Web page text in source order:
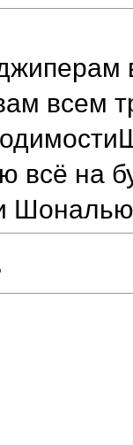
всем
всё на